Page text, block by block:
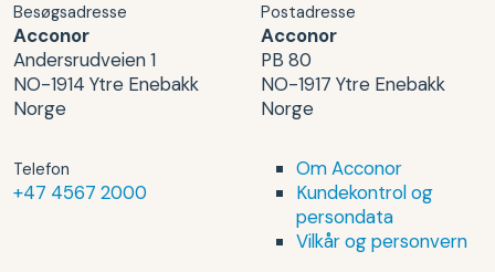
Besøgsadresse
Acconor
Andersrudveien 1
NO-1914 Ytre Enebakk
Norge
Postadresse
Acconor
PB 80
NO-1917 Ytre Enebakk
Norge
Telefon
+47 4567 2000
Om Acconor
Kundekontrol og
persondata
Vilkår og personvern